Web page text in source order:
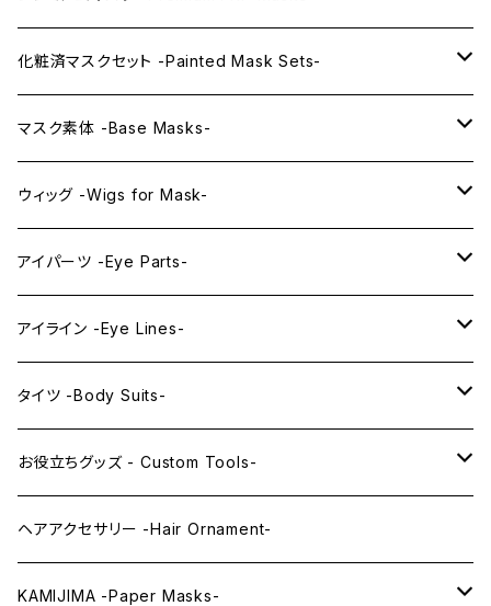
KAWAII PREMIUM Mask & Wig Sets
プレミアムマスク素体-Premium base masks-
プレミアムウィッグ -Premium Wigs-
プレミアムレンズアイ -Premium Lens eye-
化粧済マスクセット -Painted Mask Sets-
KAWAII EX series
KAWAII series
IDOL series
PRINCESS series
KAWAII Little series
マスク素体 -Base Masks-
アニメマスク -Anime Masks-
ドールマスク -Doll Masks-
ウィッグ -Wigs for Mask-
ロング -Long-
ミドル -Middle-
アイパーツ -Eye Parts-
レンズアイ -Lens Eyes-
レンズアイ
レンズアイEX
クリスタルアイ -Crystal Eyes-
アイライン -Eye Lines-
アイラインステッカー -Eye Line Stickers-
まゆ毛 -Eyebrows-
まつ毛 -Eyelash-
タイツ -Body Suits-
全身タイツ -Full Body Suits-
上半身タイツ -Upper Body Suits-
お役立ちグッズ - Custom Tools-
カスタム用品 -Custom Tools-
ウィッグメンテナンス -Wig Maintenance-
ヘアアクセサリー -Hair Ornament-
KAMIJIMA -Paper Masks-